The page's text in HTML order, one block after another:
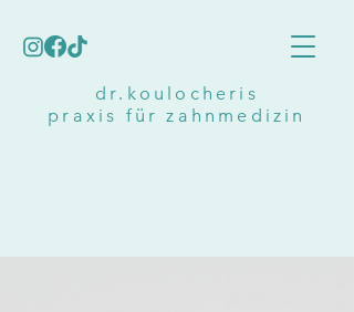
dr.koulocheris
praxis für zahnmedizin